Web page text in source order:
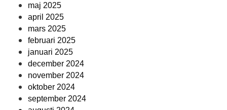
maj 2025
april 2025
mars 2025
februari 2025
januari 2025
december 2024
november 2024
oktober 2024
september 2024